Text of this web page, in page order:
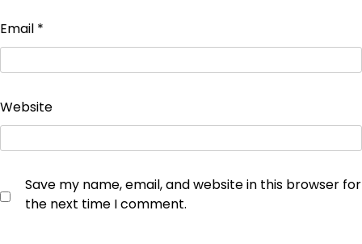
Email *
Website
Save my name, email, and website in this browser for
the next time I comment.